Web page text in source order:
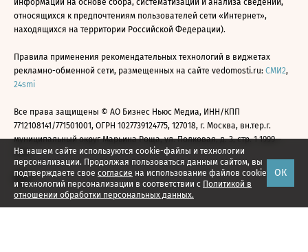
На нашем сайте используются cookie-файлы и технологии
персонализации. Продолжая пользоваться данным сайтом, вы
подтверждаете свое согласие на использование файлов cookie
и технологий персонализации в соответствии с Политикой в
отношении обработки персональных данных.
ОК
информации на основе сбора, систематизации и анализа сведений,
относящихся к предпочтениям пользователей сети «Интернет»,
находящихся на территории Российской Федерации).
Правила применения рекомендательных технологий в виджетах
рекламно-обменной сети, размещенных на сайте vedomosti.ru: СМИ2,
24smi
Все права защищены © АО Бизнес Ньюс Медиа, ИНН/КПП
7712108141/771501001, ОГРН 1027739124775, 127018, г. Москва, вн.тер.г.
муниципальный округ Марьина Роща, ул. Полковая, д. 3, стр. 1 1999—
2026